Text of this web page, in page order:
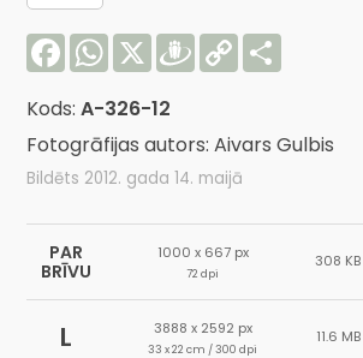
FacebookWhatsApp
X Draugiem
Copy
Link
Kods:A-326-12
Fotogrāfijas autors: Aivars Gulbis
Bildēts 2012. gada 14. maijā
PAR
BRĪVU
1000 x 667 px
72 dpi
308 KB
L 3888 x 2592 px
33 x 22 cm / 300 dpi
11.6 MB